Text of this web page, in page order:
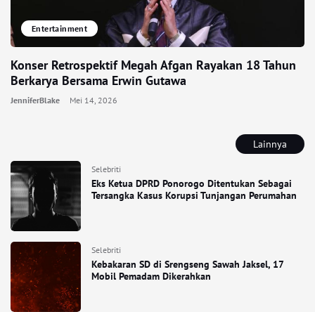
Lainnya
Selebriti
Eks Ketua DPRD Ponorogo Ditentukan Sebagai
Tersangka Kasus Korupsi Tunjangan Perumahan
Selebriti
Kebakaran SD di Srengseng Sawah Jaksel, 17
Mobil Pemadam Dikerahkan
Entertainment
Konser Retrospektif Megah Afgan Rayakan 18 Tahun
Berkarya Bersama Erwin Gutawa
JenniferBlake Mei 14, 2026